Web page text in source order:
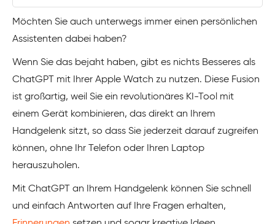
Möchten Sie auch unterwegs immer einen persönlichen
Assistenten dabei haben?
Wenn Sie das bejaht haben, gibt es nichts Besseres als
ChatGPT mit Ihrer Apple Watch zu nutzen. Diese Fusion
ist großartig, weil Sie ein revolutionäres KI-Tool mit
einem Gerät kombinieren, das direkt an Ihrem
Handgelenk sitzt, so dass Sie jederzeit darauf zugreifen
können, ohne Ihr Telefon oder Ihren Laptop
herauszuholen.
Mit ChatGPT an Ihrem Handgelenk können Sie schnell
und einfach Antworten auf Ihre Fragen erhalten,